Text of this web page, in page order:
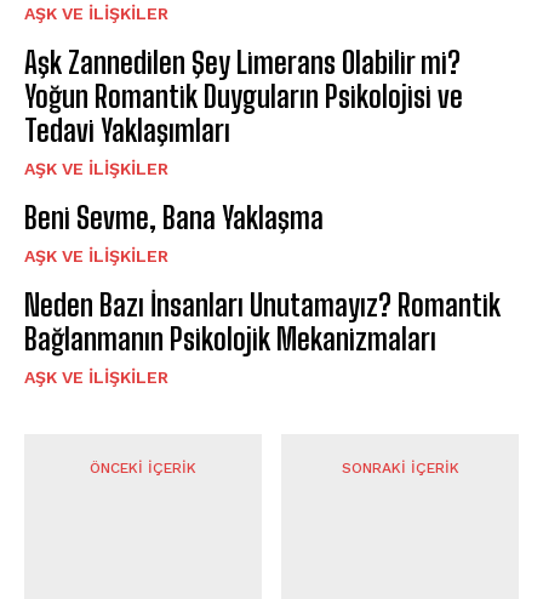
AŞK VE İLIŞKILER
Aşk Zannedilen Şey Limerans Olabilir mi?
Yoğun Romantik Duyguların Psikolojisi ve
Tedavi Yaklaşımları
AŞK VE İLIŞKILER
Beni Sevme, Bana Yaklaşma
AŞK VE İLIŞKILER
Neden Bazı İnsanları Unutamayız? Romantik
Bağlanmanın Psikolojik Mekanizmaları
AŞK VE İLIŞKILER
ÖNCEKI İÇERIK SONRAKI İÇERIK